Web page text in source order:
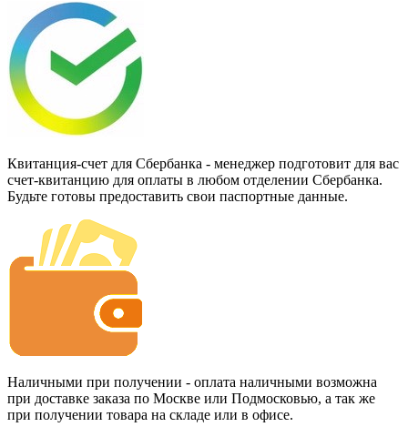
Квитанция-счет для Сбербанка - менеджер подготовит для вас
счет-квитанцию для оплаты в любом отделении Сбербанка.
Будьте готовы предоставить свои паспортные данные.
Наличными при получении - оплата наличными возможна
при доставке заказа по Москве или Подмосковью, а так же
при получении товара на складе или в офисе.